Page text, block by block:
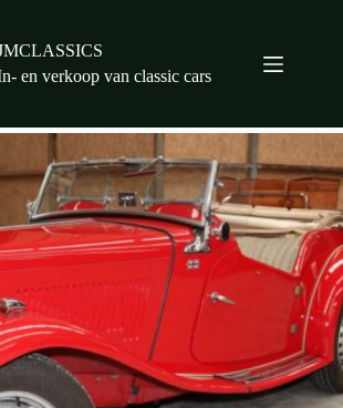
en verkoop van classic cars